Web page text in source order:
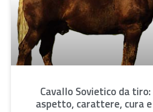
Cavallo Sovietico da
aspetto, carattere, cura